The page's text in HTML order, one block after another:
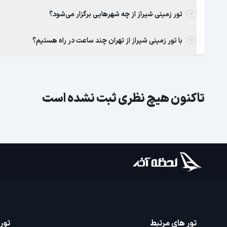
تور زمینی شیراز از چه شهرهایی برگزار می‌شود؟
با تور زمینی شیراز از تهران چند ساعت در راه هستیم؟
تاکنون هیچ نظری ثبت نشده است
تور های مرتبط